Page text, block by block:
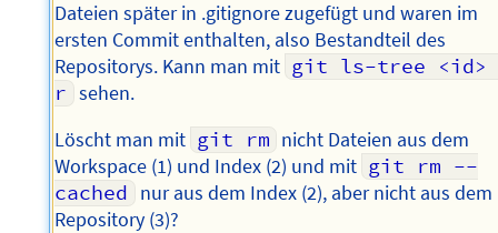
Dateien später in .gitignore zugefügt und waren im
ersten Commit enthalten, also Bestandteil des
Repositorys. Kann man mit git ls-tree <id>
r sehen.
Löscht man mit git rm nicht Dateien aus dem
Workspace (1) und Index (2) und mit git rm --
cached nur aus dem Index (2), aber nicht aus dem
Repository (3)?